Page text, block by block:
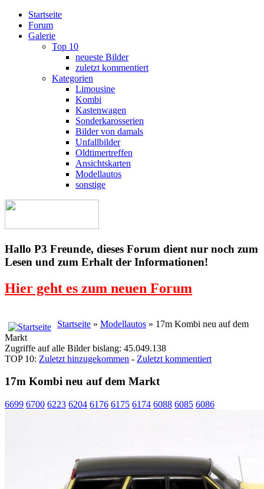
Startseite
Forum
Galerie
Top 10
neueste Bilder
zuletzt kommentiert
Kategorien
Limousine
Kombi
Kastenwagen
Sonderkarosserien
Bilder von damals
Unfallbilder
Oldtimertreffen
Ansichtskarten
Modellautos
sonstige
Hallo P3 Freunde, dieses Forum dient nur noch zum
Lesen und zum Erhalt der Informationen!
Hier geht es zum neuen Forum
Startseite » Modellautos » 17m Kombi neu auf dem
Markt
Zugriffe auf alle Bilder bislang: 45.049.138
TOP 10: Zuletzt hinzugekommen - Zuletzt kommentiert
17m Kombi neu auf dem Markt
6699 6700 6223 6204 6176 6175 6174 6088 6085 6086